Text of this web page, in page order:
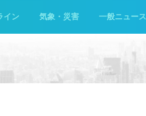
イン 気象・災害 一般ニュース